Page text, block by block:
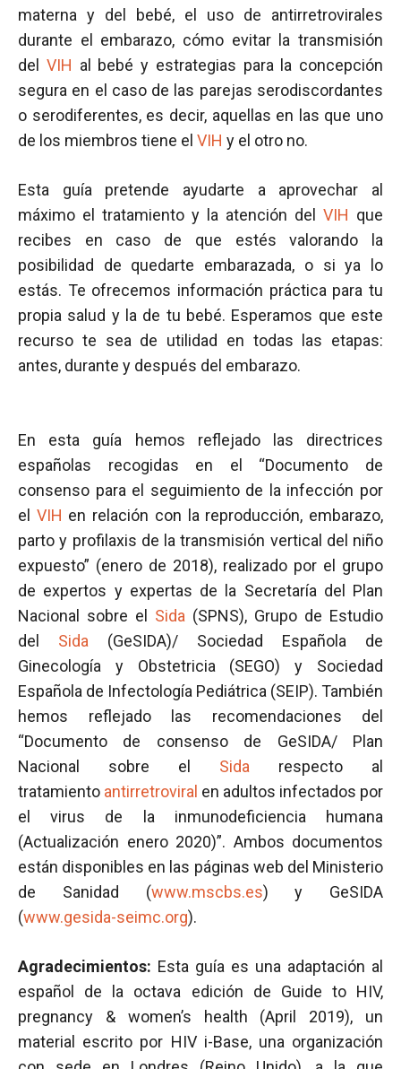
materna y del bebé, el uso de antirretrovirales
durante el embarazo, cómo evitar la transmisión
del VIH al bebé y estrategias para la concepción
segura en el caso de las parejas serodiscordantes
o serodiferentes, es decir, aquellas en las que uno
de los miembros tiene el VIH y el otro no.
Esta guía pretende ayudarte a aprovechar al
máximo el tratamiento y la atención del VIH que
recibes en caso de que estés valorando la
posibilidad de quedarte embarazada, o si ya lo
estás. Te ofrecemos información práctica para tu
propia salud y la de tu bebé. Esperamos que este
recurso te sea de utilidad en todas las etapas:
antes, durante y después del embarazo.
En esta guía hemos reflejado las directrices
españolas recogidas en el “Documento de
consenso para el seguimiento de la infección por
el VIH en relación con la reproducción, embarazo,
parto y profilaxis de la transmisión vertical del niño
expuesto” (enero de 2018), realizado por el grupo
de expertos y expertas de la Secretaría del Plan
Nacional sobre el Sida (SPNS), Grupo de Estudio
del Sida (GeSIDA)/ Sociedad Española de
Ginecología y Obstetricia (SEGO) y Sociedad
Española de Infectología Pediátrica (SEIP). También
hemos reflejado las recomendaciones del
“Documento de consenso de GeSIDA/ Plan
Nacional sobre el Sida respecto al
tratamiento antirretroviral en adultos infectados por
el virus de la inmunodeficiencia humana
(Actualización enero 2020)”. Ambos documentos
están disponibles en las páginas web del Ministerio
de Sanidad (www.mscbs.es) y GeSIDA
(www.gesida-seimc.org).
Agradecimientos: Esta guía es una adaptación al
español de la octava edición de Guide to HIV,
pregnancy & women’s health (April 2019), un
material escrito por HIV i-Base, una organización